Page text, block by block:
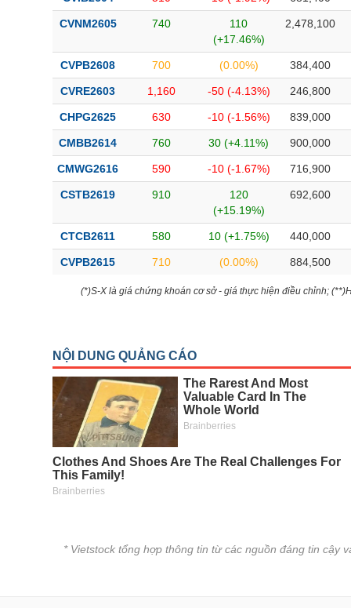
CVNM2605 740
110
(+17.46%)
2,478,100
CVPB2608 700 (0.00%) 384,400
CVRE2603 1,160 -50 (-4.13%) 246,800
CHPG2625 630 -10 (-1.56%) 839,000
CMBB2614 760 30 (+4.11%) 900,000
CMWG2616 590 -10 (-1.67%) 716,900
CSTB2619 910
120
(+15.19%)
692,600
CTCB2611 580 10 (+1.75%) 440,000
CVPB2615 710 (0.00%) 884,500
(*)S-X là giá chứng khoán cơ sở - giá thực hiện điều chỉnh;
* Vietstock tổng hợp thông tin từ các nguồn đáng tin cậy